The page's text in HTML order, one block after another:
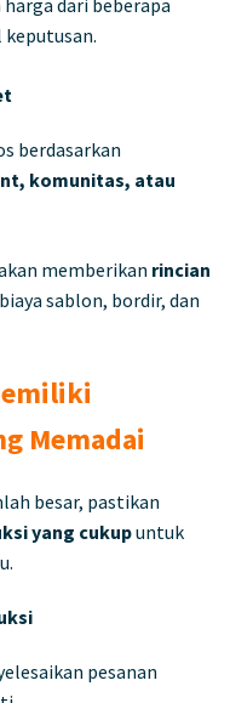
dari beberapa
berdasarkan
komunitas, atau
memberikan rincian
sablon, bordir, dan
Memadai
besar, pastikan
yang cukupuntuk
pesanan